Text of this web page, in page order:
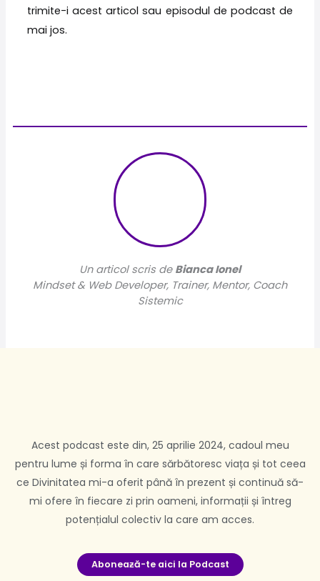
trimite-i acest articol sau episodul de podcast de
mai jos.
Un articol scris de Bianca Ionel
Mindset & Web Developer, Trainer, Mentor, Coach
Sistemic
Acest podcast este din, 25 aprilie 2024, cadoul meu
pentru lume și forma în care sărbătoresc viața și tot ceea
ce Divinitatea mi-a oferit până în prezent și continuă să-
mi ofere în fiecare zi prin oameni, informații și întreg
potențialul colectiv la care am acces.
Aboneaƶă-te aici la Podcast